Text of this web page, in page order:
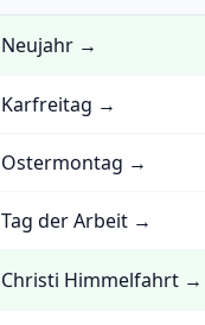
Neujahr →
Karfreitag →
Ostermontag →
Tag der Arbeit →
Christi Himmelfahrt →